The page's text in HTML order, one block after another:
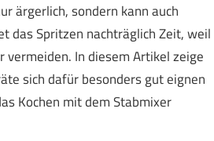
ärgerlich, sondern kann auch
das Spritzen nachträglich Zeit, weil
In diesem Artikel zeige
sich dafür besonders gut eignen
Kochen mit dem Stabmixer